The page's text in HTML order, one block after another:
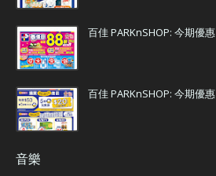
百佳 PARKnSHOP: 今期優惠
百佳 PARKnSHOP: 今期優惠
音樂